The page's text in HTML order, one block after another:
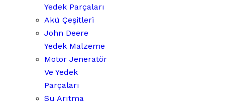
Yedek Parçaları
Akü Çeşitleri
John Deere
Yedek Malzeme
Motor Jeneratör
Ve Yedek
Parçaları
Su Arıtma